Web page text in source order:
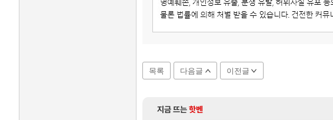
목록 다음글 이전글
지금 뜨는핫벤